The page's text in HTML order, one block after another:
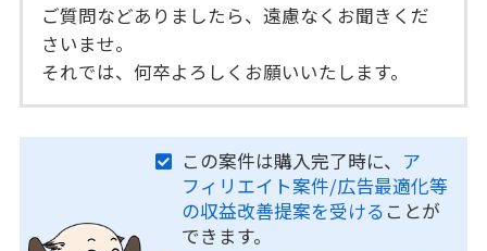
ご質問などありましたら、遠慮なくお聞きくだ
さいませ。
それでは、何卒よろしくお願いいたします。
この案件は購入完了時に、 ア
フィリエイト案件/広告最適化等
の収益改善提案を受ける ことが
できます。